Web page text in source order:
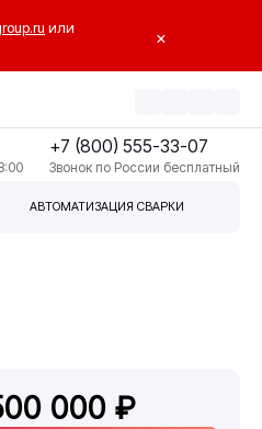
или
×
+7 (800) 555-33-07
Звонок по России бесплатный
АВТОМАТИЗАЦИЯ СВАРКИ
000 ₽